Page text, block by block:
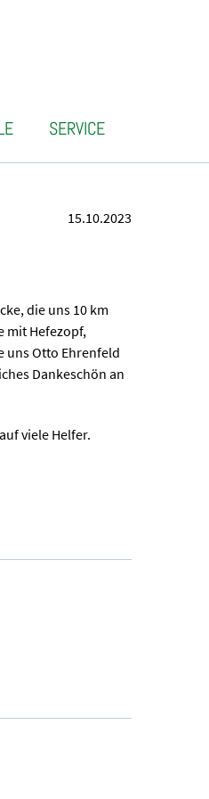
SERVICE
15.10.2023
die uns 10 km
mit Hefezopf,
uns Otto Ehrenfeld
Dankeschön an
viele Helfer.